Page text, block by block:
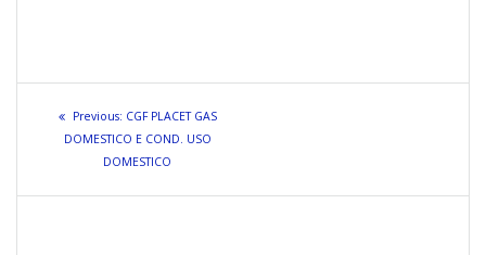
Navigazione
articoli
Previous: Previous
post:
CGF PLACET GAS
DOMESTICO E COND. USO
DOMESTICO